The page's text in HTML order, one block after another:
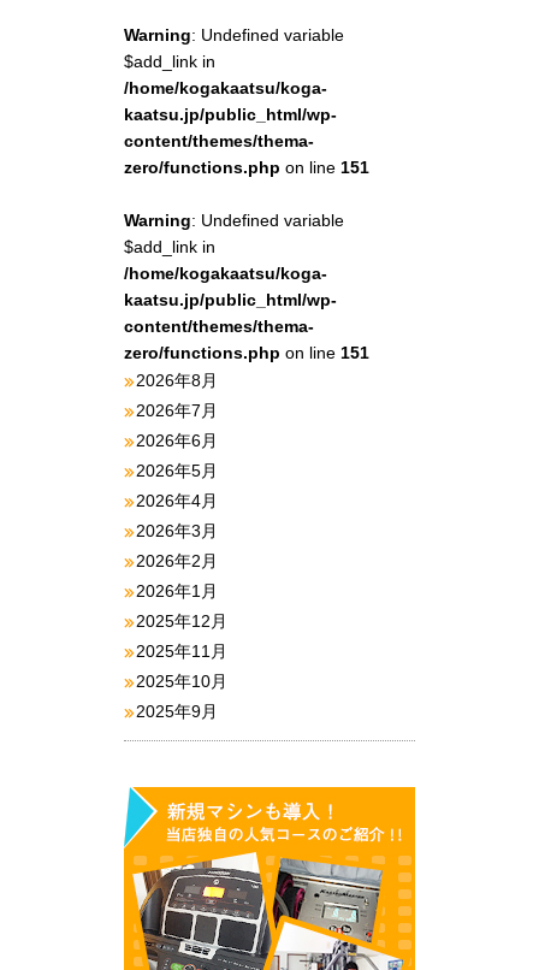
Warning: Undefined variable
$add_link in
/home/kogakaatsu/koga-
kaatsu.jp/public_html/wp-
content/themes/thema-
zero/functions.php on line 151
Warning: Undefined variable
$add_link in
/home/kogakaatsu/koga-
kaatsu.jp/public_html/wp-
content/themes/thema-
zero/functions.php on line 151
2026年8月
2026年7月
2026年6月
2026年5月
2026年4月
2026年3月
2026年2月
2026年1月
2025年12月
2025年11月
2025年10月
2025年9月